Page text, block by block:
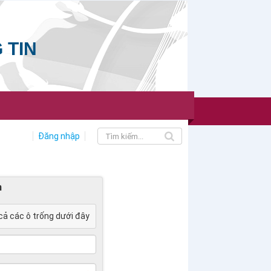
TIN
Đăng nhập
các ô trống dưới đây